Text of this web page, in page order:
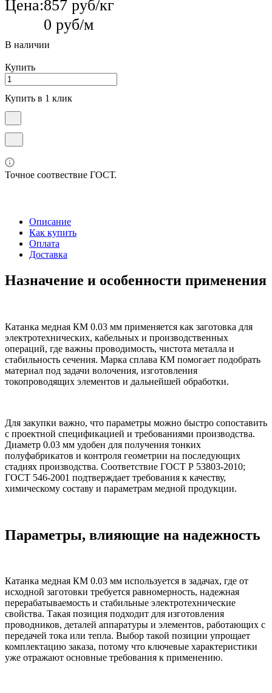
Цена:857 руб/кг
0 руб/м
В наличии
Купить
Купить в 1 клик
Точное соотвествие ГОСТ.
Описание
Как купить
Оплата
Доставка
Назначение и особенности применения
Катанка медная КМ 0.03 мм применяется как заготовка для
электротехнических, кабельных и производственных
операций, где важны проводимость, чистота металла и
стабильность сечения. Марка сплава КМ помогает подобрать
материал под задачи волочения, изготовления
токопроводящих элементов и дальнейшей обработки.
Для закупки важно, что параметры можно быстро сопоставить
с проектной спецификацией и требованиями производства.
Диаметр 0.03 мм удобен для получения тонких
полуфабрикатов и контроля геометрии на последующих
стадиях производства. Соответствие ГОСТ Р 53803-2010;
ГОСТ 546-2001 подтверждает требования к качеству,
химическому составу и параметрам медной продукции.
Параметры, влияющие на надежность
Катанка медная КМ 0.03 мм используется в задачах, где от
исходной заготовки требуется равномерность, надежная
перерабатываемость и стабильные электротехнические
свойства. Такая позиция подходит для изготовления
проводников, деталей аппаратуры и элементов, работающих с
передачей тока или тепла. Выбор такой позиции упрощает
комплектацию заказа, потому что ключевые характеристики
уже отражают основные требования к применению.